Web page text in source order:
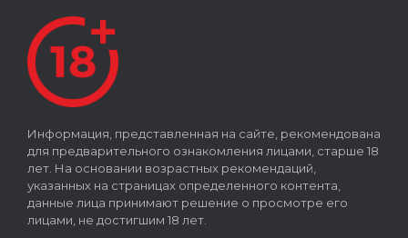
Информация, представленная на сайте, рекомендована
для предварительного ознакомления лицами, старше 18
лет. На основании возрастных рекомендаций,
указанных на страницах определенного контента,
данные лица принимают решение о просмотре его
лицами, не достигшим 18 лет.